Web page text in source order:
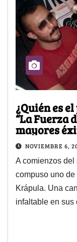
¿Quién es
“La Fuerza
mayores
NOVIEMBRE 6,
A comienzos
compuso uno
Krápula. Una
infaltable en sus